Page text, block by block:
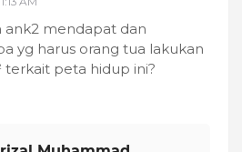
ank2 mendapat dan
yg harus orang tua lakukan
peta hidup ini?